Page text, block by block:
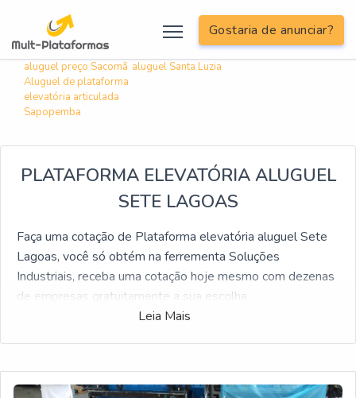
Gostaria de anunciar?
Buscas relacionadas:
Plataforma elevatória
aluguel preço Sacomã
Plataforma aérea
aluguel Santa Luzia
Aluguel de plataforma
elevatória articulada
Sapopemba
PLATAFORMA ELEVATÓRIA ALUGUEL
SETE LAGOAS
Faça uma cotação de Plataforma elevatória aluguel Sete
Lagoas, você só obtém na ferrementa Soluções
Industriais, receba uma cotação hoje mesmo com dezenas
de empresas gratuitamente a sua escolha
Lagoas, encontre a empresa líder do mercado. Solicite um
orçamento online e conheça a melhor referência do
mercado.
Leia Mais